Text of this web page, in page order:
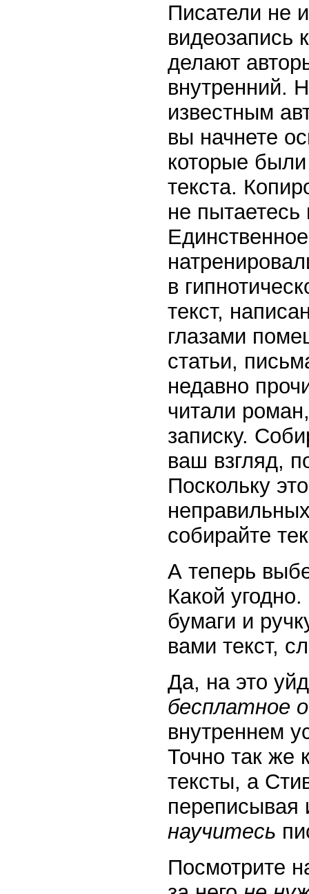
Писатели не
видеозапись
делают
внутренний.
известным
вы начнете
которые
текста.
не
в
текст,
глазами
статьи,
недавно
читали
записку.
ваш взгляд,
Поскольку
собирайте
А теперь
Какой
бумаги и
вами текст,
Да, на это
бесплатное
внутреннем
Точно так же
тексты, а
переписывая
научитесь
Посмотрите